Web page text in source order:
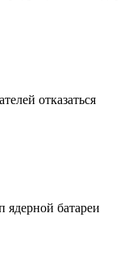
отказаться
батареи